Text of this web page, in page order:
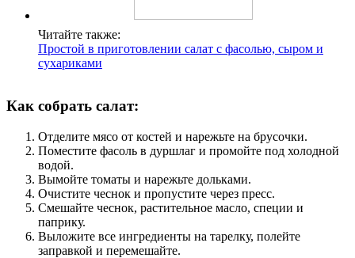
Читайте также:
Простой в приготовлении салат с фасолью, сыром и
сухариками
Как собрать салат:
Отделите мясо от костей и нарежьте на брусочки.
Поместите фасоль в дуршлаг и промойте под холодной
водой.
Вымойте томаты и нарежьте дольками.
Очистите чеснок и пропустите через пресс.
Смешайте чеснок, растительное масло, специи и
паприку.
Выложите все ингредиенты на тарелку, полейте
заправкой и перемешайте.